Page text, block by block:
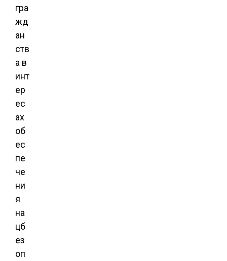
гра
жд
ан
ств
а в
инт
ер
ес
ах
об
ес
пе
че
ни
я
на
цб
ез
оп